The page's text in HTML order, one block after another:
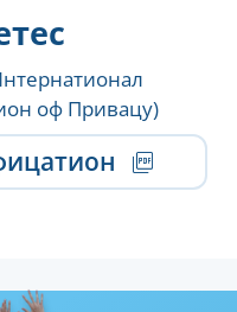
оф Привацy)